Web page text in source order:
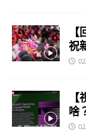
祝
啥